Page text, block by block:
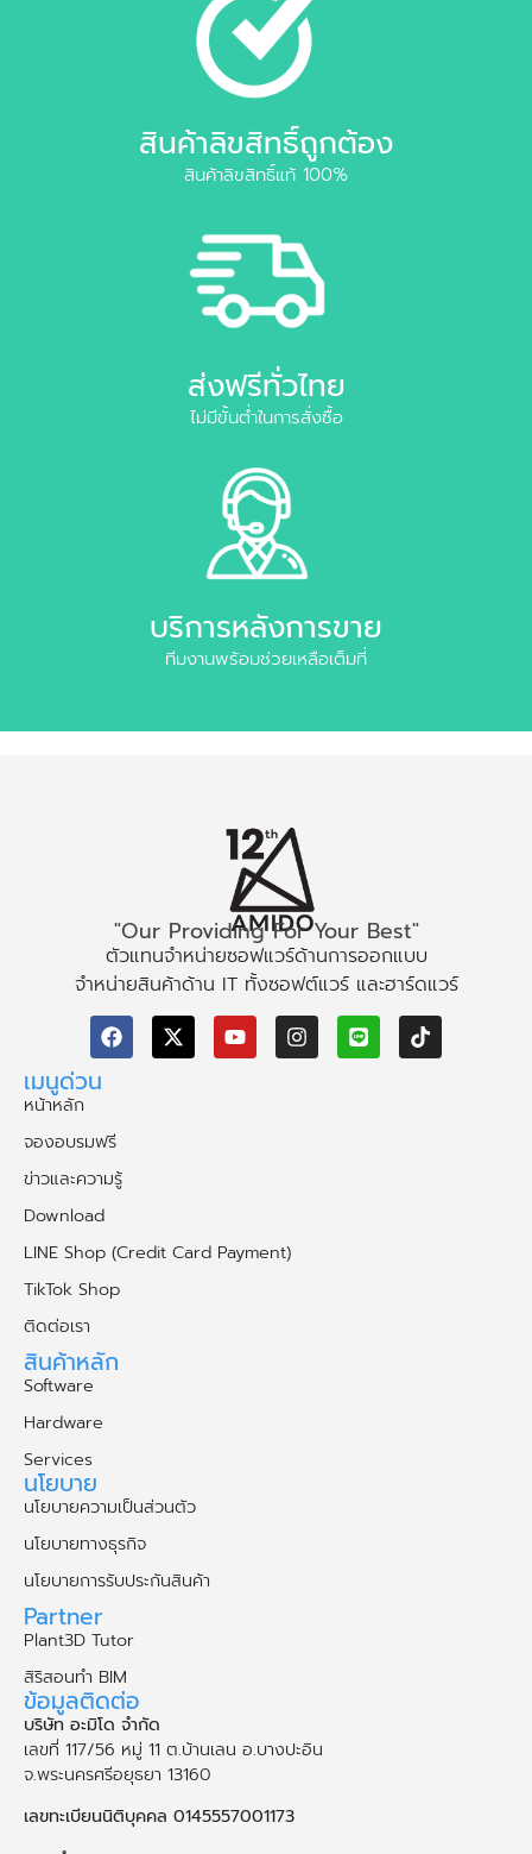
สินค้าลิขสิทธิ์ถูกต้อง
สินค้าลิขสิทธิ์แท้ 100%
ส่งฟรีทั่วไทย
ไม่มีขั้นต่ำในการสั่งซื้อ
บริการหลังการขาย
ทีมงานพร้อมช่วยเหลือเต็มที่
"Our Providing For Your Best"
ตัวแทนจำหน่ายซอฟแวร์ด้านการออกแบบ
จำหน่ายสินค้าด้าน IT ทั้งซอฟต์แวร์ และฮาร์ดแวร์
เมนูด่วน
หน้าหลัก
จองอบรมฟรี
ข่าวและความรู้
Download
LINE Shop (Credit Card Payment)
TikTok Shop
ติดต่อเรา
สินค้าหลัก
Software
Hardware
Services
นโยบาย
นโยบายความเป็นส่วนตัว
นโยบายทางธุรกิจ
นโยบายการรับประกันสินค้า
Partner
Plant3D Tutor
สิริสอนทำ BIM
ข้อมูลติดต่อ
บริษัท อะมิโด จำกัด
เลขที่ 117/56 หมู่ 11 ต.บ้านเลน อ.บางปะอิน
จ.พระนคร​ศรี​อยุธยา​ 13160
เลขทะเบียนนิติบุคคล 0145557001173